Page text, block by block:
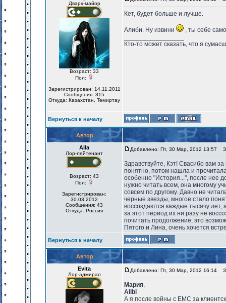
Дварх-майор
Возраст: 33
Пол:
Зарегистрирован: 14.11.2011
Сообщения: 315
Откуда: Казахстан, Темиртау
Кет, будет больше и лучше.
Алиби. Ну извини
, ты себе
Кто-то может сказать, что я
Вернуться к началу
Автор
Alla
Лор-лейтенант
Возраст: 43
Пол:
Зарегистрирован:
30.03.2012
Сообщения: 43
Откуда: Россия
Добавлено: Пт, 30 Мар, 2012 13:57
Здравствуйте, Кэт! Свасибо вам
понятно, потом нашла и
особенно "История...", после нее
нужно читать всем, она многому
совсем по другому. Давно не
черные звезды, многое стало
воссоздаются каждые тысячу лет,
за этот период их ни разу не
почитать продолжение, это
Пятого и Лина, очень хочется
Вернуться к началу
Автор
Evita
Лор-адмирал
Добавлено: Пт, 30 Мар, 2012 16:14
Мария,
Alibi
А я после войны с ЕМС за